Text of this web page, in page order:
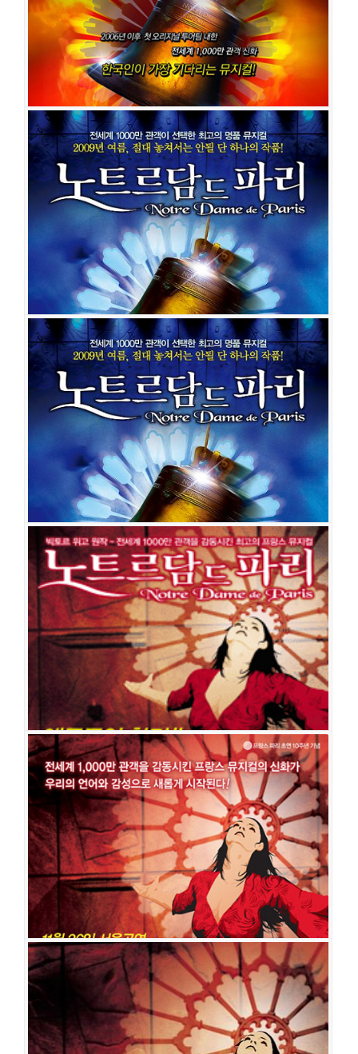
출연진 홍광호 윤형렬최성희(바다)윤공주문혜원 마이클 리정동하
전동석민영기최민철문종원조휘김성민박은석이정화안솔지
노트르담 드 파리
공연일시
2013-09-27 ~ 2013-11-17
공연장
블루스퀘어 삼성전자홀
홍광호윤형렬최성희(바다)윤공주마이클 리정동하전동석
조휘 박은석이정화안솔지
노트르담 드 파리
공연일시
2012-01-19 ~ 2012-02-26
공연장
세종문화회관 대극장
출연진
맷 로랑(Matt Laurent)캔디스 파리즈(Candice Parise)로베르 마리
엥(Robert Marien)데니스 텐 베르헤르트(Dennis Ten Vergert)이안 카를릴(Ian
Carlyle)
스테판 웹(Stephen Webb)릴리 제인 영(Lilly-Jane Young)나이젤 리
차드(Nigel Richards)팀 드리에슨(Tim Driesen)미리암 브루소(Myriam
노트르담 드 파리
공연일시
2009-09-01 ~ 2009-09-12
공연장
성남아트센터 오페라하우스
출연진
최성희(바다)문혜원오진영윤형렬조순창서범석김수용
박
은태전동석문종원임호준최수형 박민성김성민 김정현 곽선영박성룡
석진환
이재홍김루나
노트르담 드 파리
공연일시
2009-08-01 ~ 2009-08-27
공연장
국립극장 해오름극장
출연진
윤형렬조순창문혜원오진영 서범석서태화김수용
박은태
전동석 문종원임호준 최수형 박민성김정현곽선영 박성룡석진환이재
홍 최성희(바다)김루나
노트르담 드 파리
공연일시
2008-03-15 ~ 2008-04-19
공연장
성남아트센터 오페라하우스
출연진
오진영 김법래윤형렬박은태 김태훈 류창우서범석
김성민 김태형 김정현곽선영최성희(바다) 김경엽 이재
홍
석진환이현정장윤정계채영 김하정 한승용